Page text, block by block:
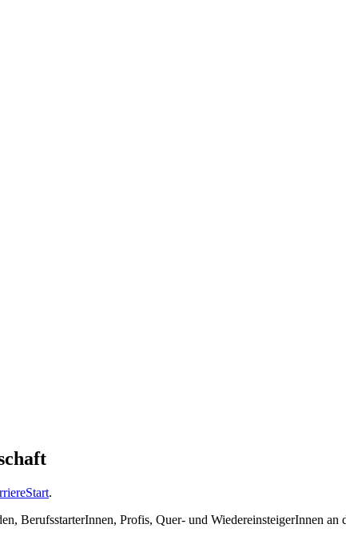
.
BerufsstarterInnen, Profis, Quer- und WiedereinsteigerInnen